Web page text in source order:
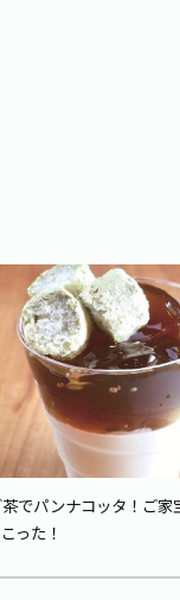
でパンナコッタ！ご家
った！